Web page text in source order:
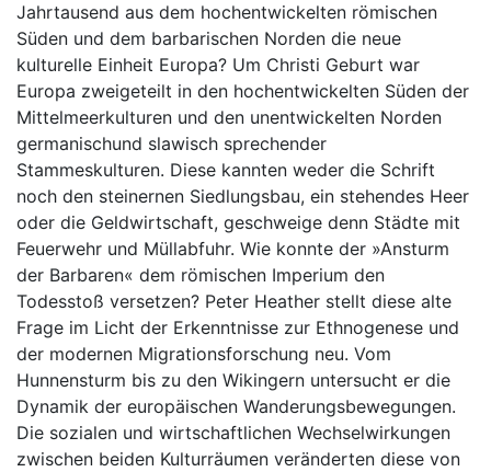
Jahrtausend aus dem hochentwickelten römischen
Süden und dem barbarischen Norden die neue
kulturelle Einheit Europa? Um Christi Geburt war
Europa zweigeteilt in den hochentwickelten Süden der
Mittelmeerkulturen und den unentwickelten Norden
germanischund slawisch sprechender
Stammeskulturen. Diese kannten weder die Schrift
noch den steinernen Siedlungsbau, ein stehendes Heer
oder die Geldwirtschaft, geschweige denn Städte mit
Feuerwehr und Müllabfuhr. Wie konnte der »Ansturm
der Barbaren« dem römischen Imperium den
Todesstoß versetzen? Peter Heather stellt diese alte
Frage im Licht der Erkenntnisse zur Ethnogenese und
der modernen Migrationsforschung neu. Vom
Hunnensturm bis zu den Wikingern untersucht er die
Dynamik der europäischen Wanderungsbewegungen.
Die sozialen und wirtschaftlichen Wechselwirkungen
zwischen beiden Kulturräumen veränderten diese von